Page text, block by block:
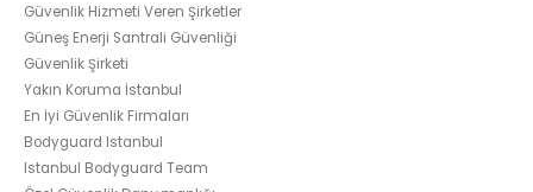
Güvenlik Hizmeti Veren Şirketler
Güneş Enerji Santrali Güvenliği
Güvenlik Şirketi
Yakın Koruma İstanbul
En İyi Güvenlik Firmaları
Bodyguard Istanbul
Istanbul Bodyguard Team